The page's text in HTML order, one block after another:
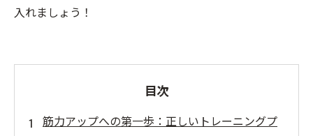
入れましょう！
目次
筋力アップへの第一歩：正しいトレーニングプ